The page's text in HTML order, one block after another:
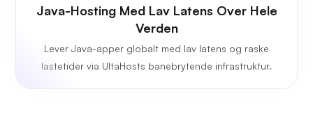
Java-Hosting Med Lav Latens Over Hele
Verden
Lever Java-apper globalt med lav latens og raske
lastetider via UltaHosts banebrytende infrastruktur.